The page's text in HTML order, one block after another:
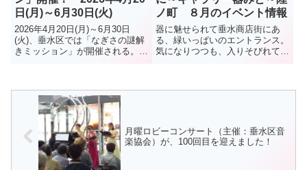
日(月)～6月30日(火)
2026年4月20日(月)～6月30日
(火)、垂水区では「なぎさの謎解
きミッション」が開催される。ま
イベントで、参加は無料、どなた
でも参加 OK （謎...
ノ町 ８月のイベント情報
器に魅せられて垂水商店街にあ
る、緑いっぱいのエントランス。
気になりつつも、入りそびれてい
月曜ロビーコンサート（主催：垂水区音
楽協会）が、100回目を迎えました！